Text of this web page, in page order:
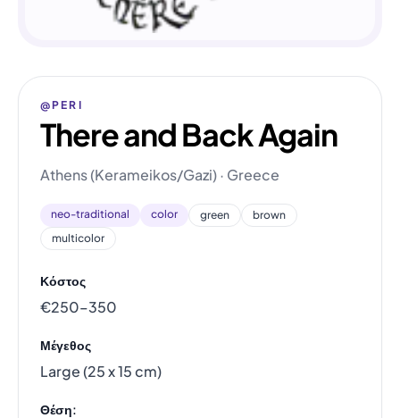
@PERI
There and Back Again
Athens (Kerameikos/Gazi) · Greece
neo-traditional color green
brown
multicolor
Κόστος
€250–350
Μέγεθος
Large (25 x 15 cm)
Θέση: